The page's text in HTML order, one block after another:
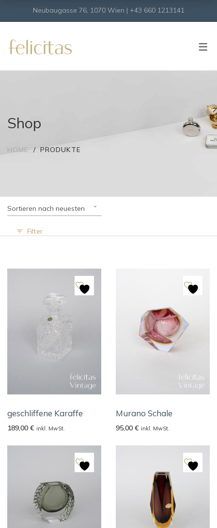
Neubaugasse 76, 1070 Wien | +43 660 1213141
Shop
HOME PRODUKTE
Sortieren nach neuesten
Filter
geschliffene Karaffe
189,00 € inkl. MwSt.
Murano Schale
95,00 € inkl. MwSt.